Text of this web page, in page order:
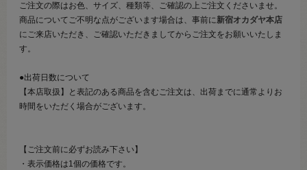
ご注文の際はお色、サイズ、種類等、ご確認の上ご注文くださいませ。
商品についてご不明な点がございます場合は、事前に新宿オカダヤ本店
にご来店いただき、ご確認いただきましてからご注文をお願いいたしま
す。
●出荷日数について
【本店取扱】と表記のある商品を含むご注文は、出荷までに通常よりお
時間をいただく場合がございます。
【ご注文前に必ずお読み下さい】
・表示価格は1個の価格です。